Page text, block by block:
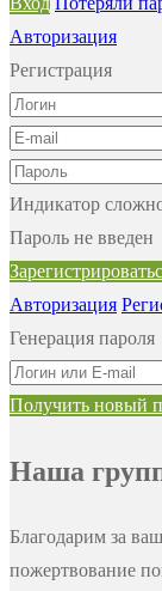
Авторизация
Регистрация
Индикатор
Пароль не введен
Авторизация
Генерация пароля
Получить новый
Наша
Благодарим за
пожертвование